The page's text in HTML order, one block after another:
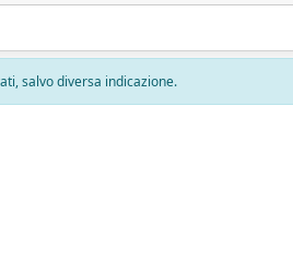
salvo diversa indicazione.